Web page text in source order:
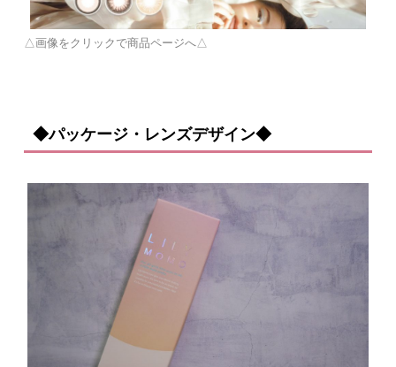
△画像をクリックで商品ページへ△
◆パッケージ・レンズデザイン◆